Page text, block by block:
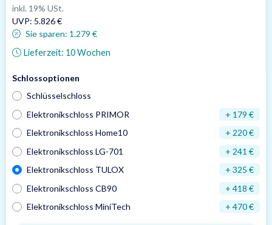
inkl. 19% USt.
UVP: 5.826 €
Sie sparen: 1.279 €
Lieferzeit: 10 Wochen
Schlossoptionen
Schlüsselschloss
Elektronikschloss PRIMOR
+ 179 €
Elektronikschloss Home10
+ 220 €
Elektronikschloss LG-701
+ 241 €
Elektronikschloss TULOX
+ 325 €
Elektronikschloss CB90
+ 418 €
Elektronikschloss MiniTech
+ 470 €